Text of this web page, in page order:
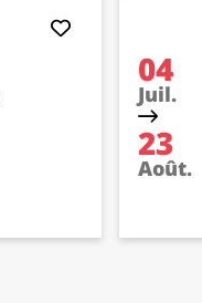
04
Juil.
23
Août.